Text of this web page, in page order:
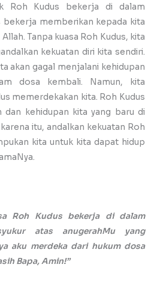
Roh Kudus bekerja di dalam
bekerja memberikan kepada kita
Tanpa kuasa Roh Kudus, kita
kekuatan diri kita sendiri.
akan gagal menjalani kehidupan
dosa kembali. Namun, kita
memerdekakan kita. Roh Kudus
dan kehidupan kita yang baru di
itu, andalkan kekuatan Roh
kita untuk kita dapat hidup
Roh Kudus bekerja di dalam
atas anugerahMu yang
aku merdeka dari hukum dosa
Bapa, Amin!”